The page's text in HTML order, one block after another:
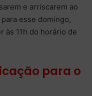
e arriscarem ao
esse domingo,
às 11h do horário de
para o